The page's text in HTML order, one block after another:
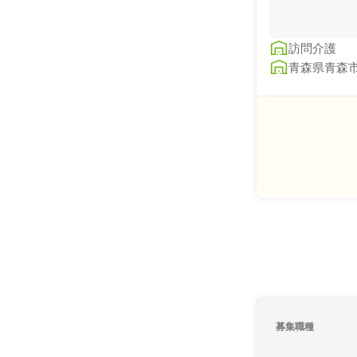
訪問介護
青森県青森
募集職種